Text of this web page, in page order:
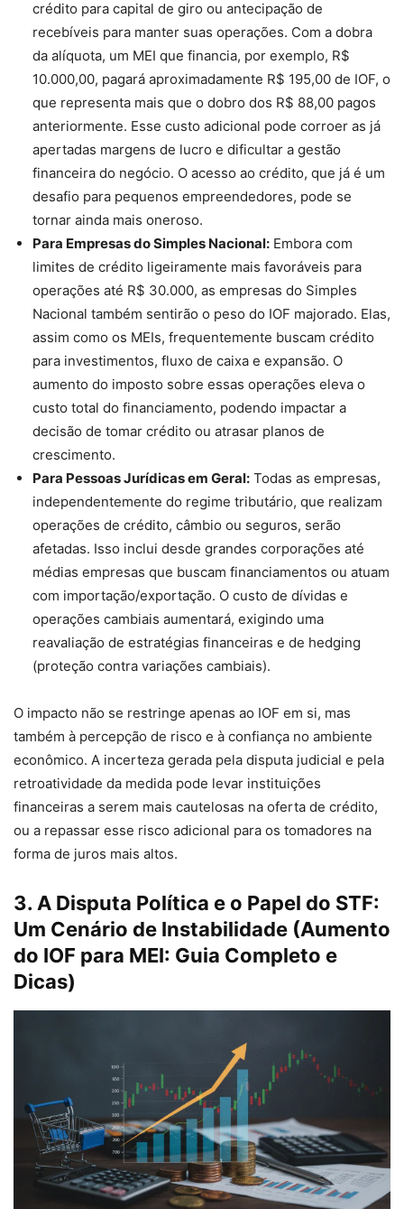
crédito para capital de giro ou antecipação de
recebíveis para manter suas operações. Com a dobra
da alíquota, um MEI que financia, por exemplo, R$
10.000,00, pagará aproximadamente R$ 195,00 de IOF, o
que representa mais que o dobro dos R$ 88,00 pagos
anteriormente. Esse custo adicional pode corroer as já
apertadas margens de lucro e dificultar a gestão
financeira do negócio. O acesso ao crédito, que já é um
desafio para pequenos empreendedores, pode se
tornar ainda mais oneroso.
Para Empresas do Simples Nacional: Embora com
limites de crédito ligeiramente mais favoráveis para
operações até R$ 30.000, as empresas do Simples
Nacional também sentirão o peso do IOF majorado. Elas,
assim como os MEIs, frequentemente buscam crédito
para investimentos, fluxo de caixa e expansão. O
aumento do imposto sobre essas operações eleva o
custo total do financiamento, podendo impactar a
decisão de tomar crédito ou atrasar planos de
crescimento.
Para Pessoas Jurídicas em Geral: Todas as empresas,
independentemente do regime tributário, que realizam
operações de crédito, câmbio ou seguros, serão
afetadas. Isso inclui desde grandes corporações até
médias empresas que buscam financiamentos ou atuam
com importação/exportação. O custo de dívidas e
operações cambiais aumentará, exigindo uma
reavaliação de estratégias financeiras e de hedging
(proteção contra variações cambiais).
O impacto não se restringe apenas ao IOF em si, mas
também à percepção de risco e à confiança no ambiente
econômico. A incerteza gerada pela disputa judicial e pela
retroatividade da medida pode levar instituições
financeiras a serem mais cautelosas na oferta de crédito,
ou a repassar esse risco adicional para os tomadores na
forma de juros mais altos.
3. A Disputa Política e o Papel do STF:
Um Cenário de Instabilidade (Aumento
do IOF para MEI: Guia Completo e
Dicas)